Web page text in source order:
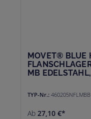
MOVET® BLUE
MB
TYP-Nr.: 460205NFLMBB
Ab 27,10 €*